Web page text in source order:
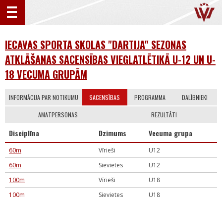
IECAVAS SPORTA SKOLAS "DARTIJA" SEZONAS
ATKLĀŠANAS SACENSĪBAS VIEGLATLĒTIKĀ U-12 UN U-
18 VECUMA GRUPĀM
INFORMĀCIJA PAR NOTIKUMU SACENSĪBAS PROGRAMMA DALĪBNIEKI
AMATPERSONAS REZULTĀTI
Disciplīna Dzimums Vecuma grupa
60m Vīrieši
U12
60m
Sievietes
U12
100m
Vīrieši
U18
100m
Sievietes
U18